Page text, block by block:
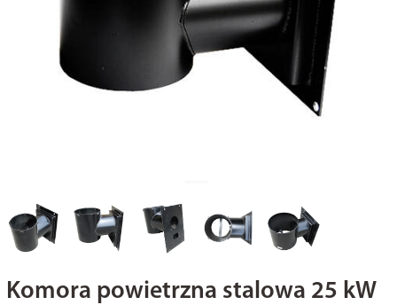
Komora powietrzna stalowa 25 kW